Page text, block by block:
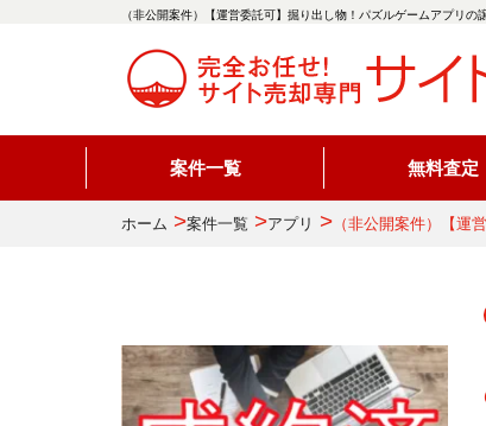
（非公開案件）【運営委託可】掘り出し物！パズルゲームアプリ
案件一覧 無料査定
ホーム >案件一覧 >アプリ > （非公開案件）【運